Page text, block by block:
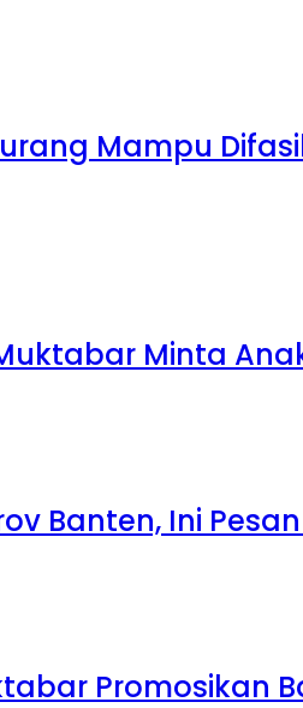
Mampu
Minta
Banten, Ini
Promosikan